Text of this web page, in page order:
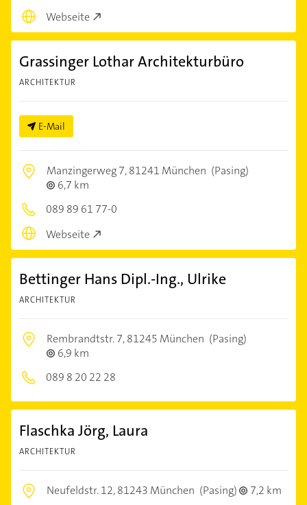
Webseite
Grassinger Lothar Architekturbüro
ARCHITEKTUR
E-Mail
Manzingerweg 7,81241 München (Pasing)
6,7 km
089 89 61 77-0
Webseite
Bettinger Hans Dipl.-Ing., Ulrike
ARCHITEKTUR
Rembrandtstr. 7,81245 München (Pasing)
6,9 km
089 8 20 22 28
Flaschka Jörg, Laura
ARCHITEKTUR
Neufeldstr. 12,81243 München (Pasing) 7,2 km